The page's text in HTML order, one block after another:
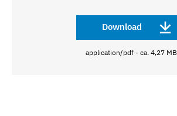
Download
application/pdf - ca. 4,27 MB